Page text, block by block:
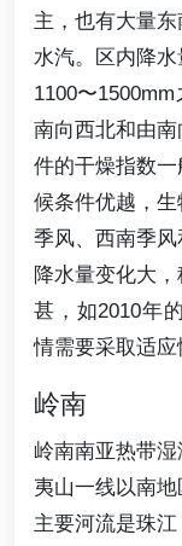
主，也有大量
水汽。区内降
1100〜
南向西北和由
件的干燥指数
候条件优越，
季风、西南季
降水量变化大
甚，如2010年
情需要采取适应
岭南
岭南南亚热带
夷山一线以南地
主要河流是珠